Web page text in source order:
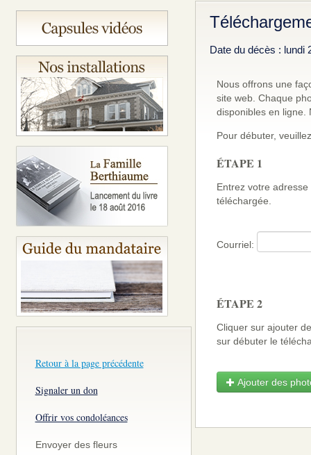
Retour à la page précédente
Signaler un don
Offrir vos condoléances
Envoyer des fleurs
Date du décès : lundi
Nous offrons une
site web. Chaque
disponibles en ligne.
Pour débuter,
ÉTAPE 1
Entrez votre
téléchargée.
Courriel:
ÉTAPE 2
Cliquer sur ajouter
sur débuter le
Ajouter des